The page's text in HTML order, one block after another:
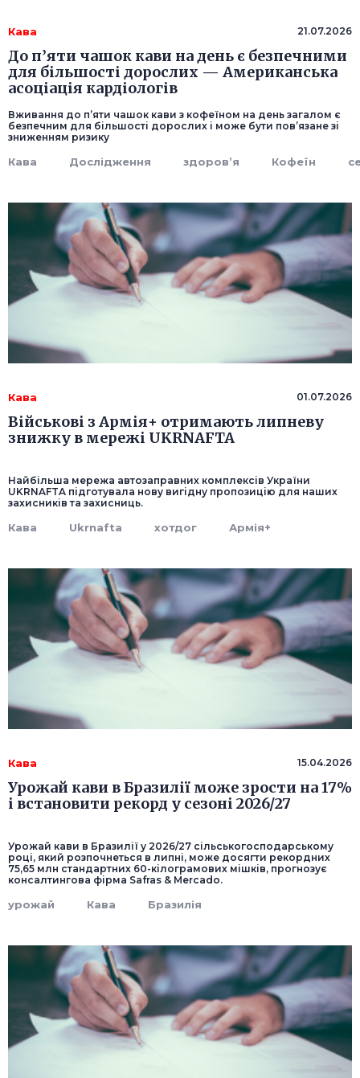
Кава 21.07.2026
До п’яти чашок кави на день є безпечними
для більшості дорослих — Американська
асоціація кардіологів
Вживання до п’яти чашок кави з кофеїном на день загалом є
безпечним для більшості дорослих і може бути пов’язане зі
зниженням ризику
Кава Дослідження здоров’я Кофеїн
Кава 01.07.2026
Військові з Армія+ отримають липневу
знижку в мережі UKRNAFTA
Найбільша мережа автозаправних комплексів України
UKRNAFTA підготувала нову вигідну пропозицію для наших
захисників та захисниць.
Кава Ukrnafta хотдог Армія+
Кава 15.04.2026
Урожай кави в Бразилії може зрости на 17%
і встановити рекорд у сезоні 2026/27
Урожай кави в Бразилії у 2026/27 сільськогосподарському
році, який розпочнеться в липні, може досягти рекордних
75,65 млн стандартних 60-кілограмових мішків, прогнозує
консалтингова фірма Safras & Mercado.
урожай Кава Бразилія